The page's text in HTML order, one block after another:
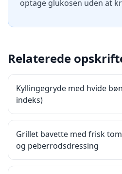
optage glukosen uden at
Relaterede
Kyllingegryde med hvide
indeks)
Grillet bavette med frisk
og peberrodsdressing